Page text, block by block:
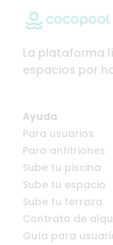
La plataforma
espacios por
Ayuda
Para usuarios
Para anfitriones
Sube tu piscina
Sube tu espacio
Sube tu terraza
Contrato de
Guía para